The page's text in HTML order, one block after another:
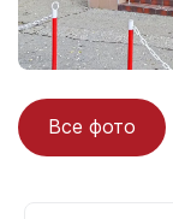
Все фото